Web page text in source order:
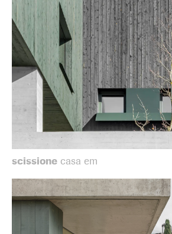
scissione casa em